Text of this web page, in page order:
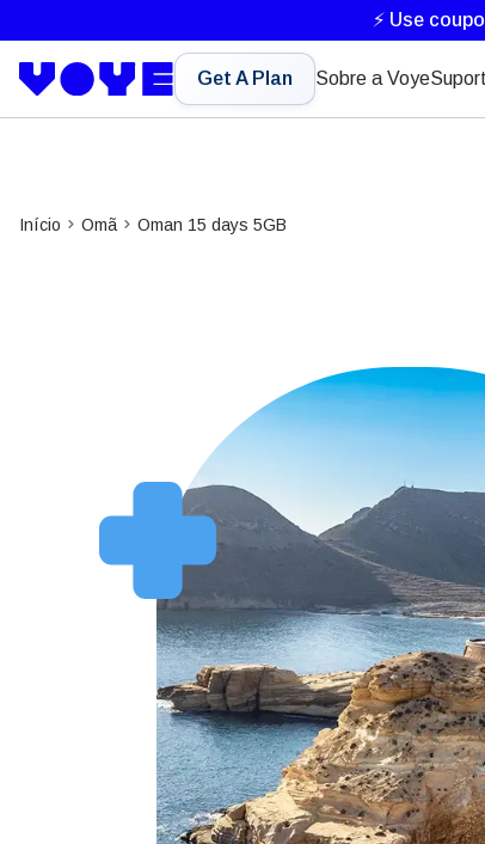
⚡ Use
Get A Plan Sobre a Voye
Início Omã Oman 15 days 5GB